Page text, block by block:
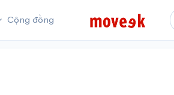
Cộng đồng